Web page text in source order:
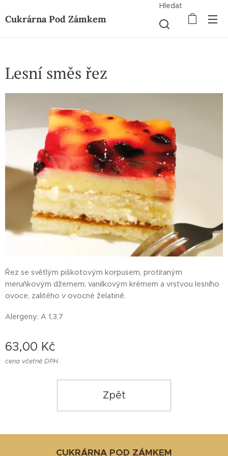
Cukrárna Pod Zámkem
Hledat
Lesní směs řez
Řez se světlým piškotovým korpusem, protíraným
meruňkovým džemem, vanilkovým krémem a vrstvou lesního
ovoce, zalitého v ovocné želatině.
Alergeny: A 1,3,7
63,00 Kč
cena včetně DPH
Zpět
CUKRÁRNA POD ZÁMKEM